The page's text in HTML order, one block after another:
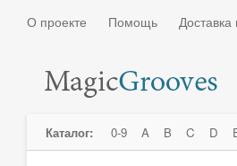
О проекте Помощь
Каталог: 0-9 A B C D